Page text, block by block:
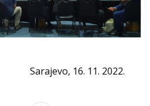
11. 2022.